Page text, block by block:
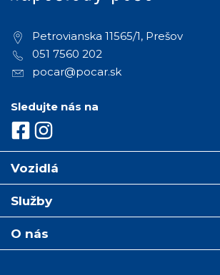
Petrovianska 11565/1, Prešov
051 7560 202
pocar@pocar.sk
Sledujte nás na
Vozidlá
Služby
O nás